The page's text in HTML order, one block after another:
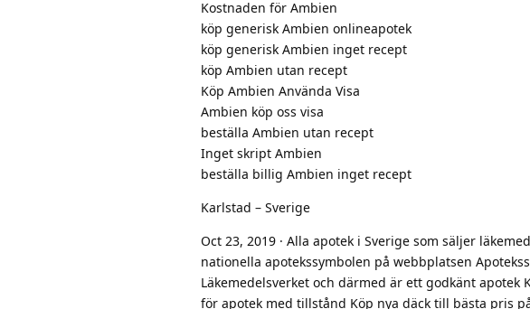
Kostnaden för Ambien
köp generisk Ambien onlineapotek
köp generisk Ambien inget recept
köp Ambien utan recept
Köp Ambien Använda Visa
Ambien köp oss visa
beställa Ambien utan recept
Inget skript Ambien
beställa billig Ambien inget recept
Karlstad – Sverige
Oct 23, 2019 · Alla apotek i Sverige som säljer
nationella apotekssymbolen på webbplatsen
Läkemedelsverket och därmed är ett godkänt
för apotek med tillstånd Köp nya däck till bästa pris